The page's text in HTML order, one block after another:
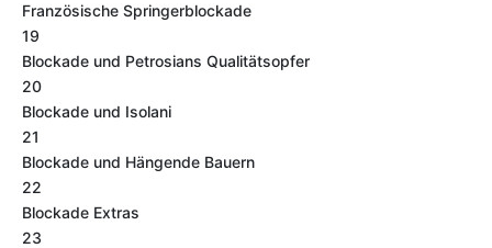
Französische Springerblockade
19
Blockade und Petrosians Qualitätsopfer
20
Blockade und Isolani
21
Blockade und Hängende Bauern
22
Blockade Extras
23